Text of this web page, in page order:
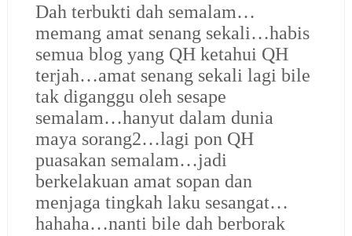
Dah terbukti dah semalam…
memang amat senang sekali…habis
semua blog yang QH ketahui QH
terjah…amat senang sekali lagi bile
tak diganggu oleh sesape
semalam…hanyut dalam dunia
maya sorang2…lagi pon QH
puasakan semalam…jadi
berkelakuan amat sopan dan
menjaga tingkah laku sesangat…
hahaha…nanti bile dah berborak